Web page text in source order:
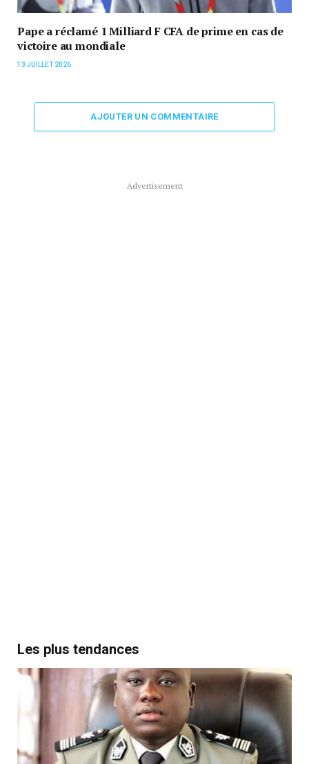
Pape a réclamé 1 Milliard F CFA de prime en cas de
victoire au mondiale
13 JUILLET 2026
AJOUTER UN COMMENTAIRE
Advertisement
Les plus tendances